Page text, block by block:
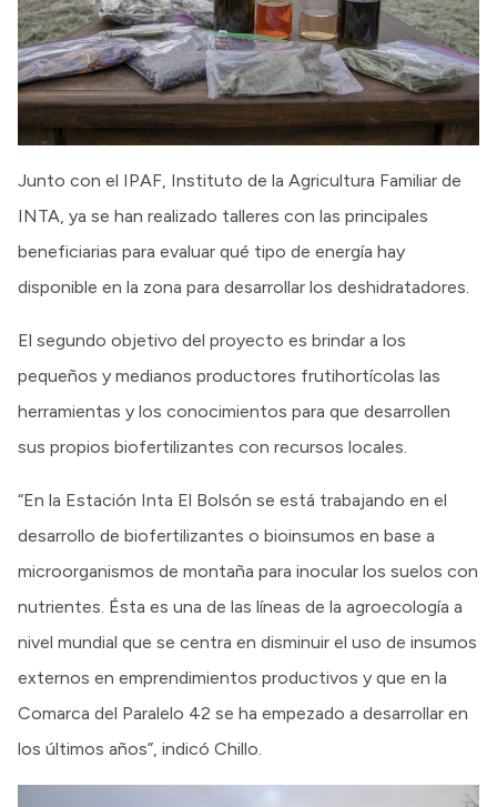
Junto con el IPAF, Instituto de la Agricultura Familiar de
INTA, ya se han realizado talleres con las principales
beneficiarias para evaluar qué tipo de energía hay
disponible en la zona para desarrollar los deshidratadores.
El segundo objetivo del proyecto es brindar a los
pequeños y medianos productores frutihortícolas las
herramientas y los conocimientos para que desarrollen
sus propios biofertilizantes con recursos locales.
“En la Estación Inta El Bolsón se está trabajando en el
desarrollo de biofertilizantes o bioinsumos en base a
microorganismos de montaña para inocular los suelos con
nutrientes. Ésta es una de las líneas de la agroecología a
nivel mundial que se centra en disminuir el uso de insumos
externos en emprendimientos productivos y que en la
Comarca del Paralelo 42 se ha empezado a desarrollar en
los últimos años”, indicó Chillo.